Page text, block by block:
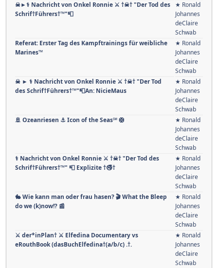
☠►⚕ Nachricht von Onkel Ronnie ⚔ †☠† "Der Tod des
Schrif†Führers†™"📮
★ Ronald
Johannes
deClaire
Schwab
Referat: Erster Tag des Kampftrainings für weibliche
Marines™
★ Ronald
Johannes
deClaire
Schwab
☠ ► ⚕ Nachricht von Onkel Ronnie ⚔ †☠† "Der Tod
des Schrif†Führers†™"📮An: NicieMaus
★ Ronald
Johannes
deClaire
Schwab
🚢 Ozeanriesen ⚓ Icon of the Seas℠ 🛟
★ Ronald
Johannes
deClaire
Schwab
⚕ Nachricht von Onkel Ronnie ⚔ †☠† "Der Tod des
Schrif†Führers†™" 📮 Explizite †🚭†
★ Ronald
Johannes
deClaire
Schwab
🐇 Wie kann man oder frau hasen? 🎬 What the Bleep
do we (k)now!? 📰
★ Ronald
Johannes
deClaire
Schwab
⚔ der*inPlan† ⚔ Elfedina Documentary vs
eRouthBook (dasBuchElfedina†(a/b/c) .†.
★ Ronald
Johannes
deClaire
Schwab